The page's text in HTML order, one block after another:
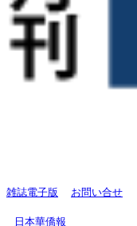
雑誌電子版 お問い合せ
日本華僑報